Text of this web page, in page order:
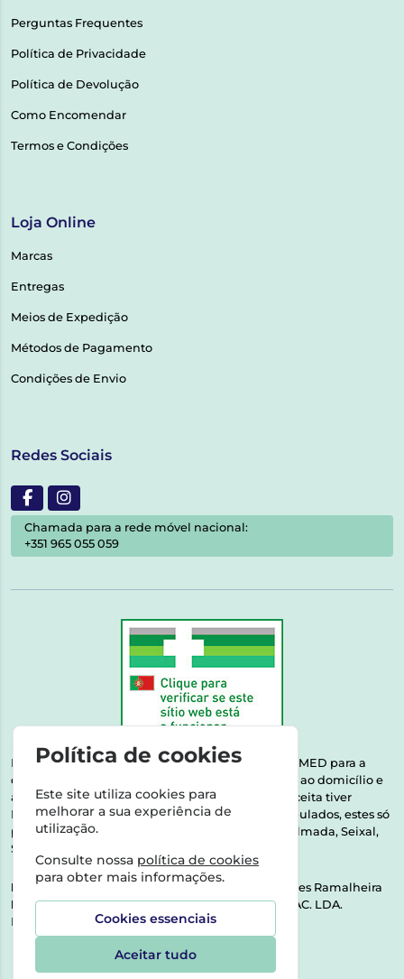
Perguntas Frequentes
Política de Privacidade
Política de Devolução
Como Encomendar
Termos e Condições
Loja Online
Marcas
Entregas
Meios de Expedição
Métodos de Pagamento
Condições de Envio
Redes Sociais
Chamada para a rede móvel nacional:
+351 965 055 059
Esta farmácia encontra-se autorizada pelo INFARMED para a
dispensa de medicamentos e produtos de saúde ao domicílio e
através da internet. Medicamentos | Se na sua receita tiver
MSRM, MNSRM, MSRMV ou Medicamentos Manipulados, estes só
podem ser entregues nos seguintes concelhos: Almada, Seixal,
Sesimbra, Oeiras e Lisboa.
Direção Técnica:
Dra. Raquel Alexandra Fernandes Ramalheira
NIPC:513064133 | ASPAS E NÚMEROS SOC. FARMAC. LDA.
Rua dos Castanheiros 5 AB Feijó2810-036 Almada
Política de cookies
Este site utiliza cookies para
melhorar a sua experiência de
utilização.
Consulte nossa política de cookies
para obter mais informações.
Cookies essenciais
Aceitar tudo